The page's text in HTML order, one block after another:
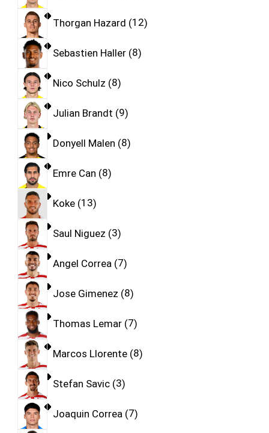
Thorgan Hazard 12
Sebastien Haller 8
Nico Schulz 8
Julian Brandt 9
Donyell Malen 8
Emre Can 8
Koke 13
Saul Niguez 3
Angel Correa 7
Jose Gimenez 8
Thomas Lemar 7
Marcos Llorente 8
Stefan Savic 3
Joaquin Correa 7